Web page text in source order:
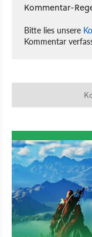
Kommentar-
Bitte lies unsere
Kommentar